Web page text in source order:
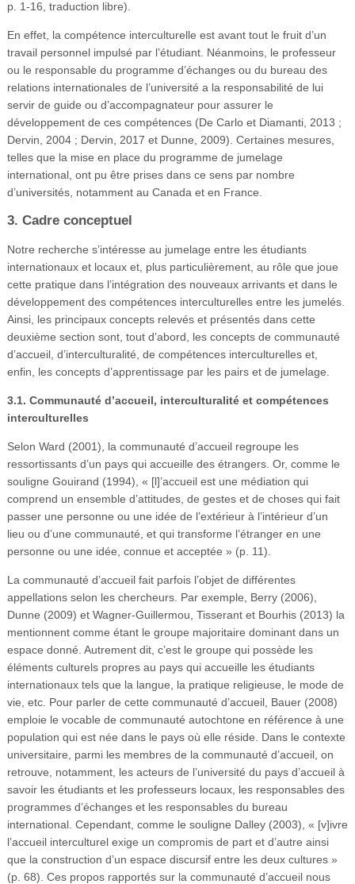
p. 1-16, traduction libre).
En effet, la compétence interculturelle est avant tout le fruit d’un
travail personnel impulsé par l’étudiant. Néanmoins, le professeur
ou le responsable du programme d’échanges ou du bureau des
relations internationales de l’université a la responsabilité de lui
servir de guide ou d’accompagnateur pour assurer le
développement de ces compétences (De Carlo et Diamanti, 2013 ;
Dervin, 2004 ; Dervin, 2017 et Dunne, 2009). Certaines mesures,
telles que la mise en place du programme de jumelage
international, ont pu être prises dans ce sens par nombre
d’universités, notamment au Canada et en France.
3. Cadre conceptuel
Notre recherche s’intéresse au jumelage entre les étudiants
internationaux et locaux et, plus particulièrement, au rôle que joue
cette pratique dans l’intégration des nouveaux arrivants et dans le
développement des compétences interculturelles entre les jumelés.
Ainsi, les principaux concepts relevés et présentés dans cette
deuxième section sont, tout d’abord, les concepts de communauté
d’accueil, d’interculturalité, de compétences interculturelles et,
enfin, les concepts d’apprentissage par les pairs et de jumelage.
3.1. Communauté d’accueil, interculturalité et compétences
interculturelles
Selon Ward (2001), la communauté d’accueil regroupe les
ressortissants d’un pays qui accueille des étrangers. Or, comme le
souligne Gouirand (1994), « [l]’accueil est une médiation qui
comprend un ensemble d’attitudes, de gestes et de choses qui fait
passer une personne ou une idée de l’extérieur à l’intérieur d’un
lieu ou d’une communauté, et qui transforme l’étranger en une
personne ou une idée, connue et acceptée » (p. 11).
La communauté d’accueil fait parfois l’objet de différentes
appellations selon les chercheurs. Par exemple, Berry (2006),
Dunne (2009) et Wagner-Guillermou, Tisserant et Bourhis (2013) la
mentionnent comme étant le groupe majoritaire dominant dans un
espace donné. Autrement dit, c’est le groupe qui possède les
éléments culturels propres au pays qui accueille les étudiants
internationaux tels que la langue, la pratique religieuse, le mode de
vie, etc. Pour parler de cette communauté d’accueil, Bauer (2008)
emploie le vocable de communauté autochtone en référence à une
population qui est née dans le pays où elle réside. Dans le contexte
universitaire, parmi les membres de la communauté d’accueil, on
retrouve, notamment, les acteurs de l’université du pays d’accueil à
savoir les étudiants et les professeurs locaux, les responsables des
programmes d’échanges et les responsables du bureau
international. Cependant, comme le souligne Dalley (2003), « [v]ivre
l’accueil interculturel exige un compromis de part et d’autre ainsi
que la construction d’un espace discursif entre les deux cultures »
(p. 68). Ces propos rapportés sur la communauté d’accueil nous